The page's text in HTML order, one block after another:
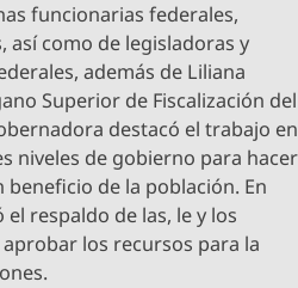
funcionarias federales,
así como de legisladoras y
además de Liliana
Superior de Fiscalización del
destacó el trabajo en
niveles de gobierno para hacer
de la población. En
respaldo de las, le y los
los recursos para la